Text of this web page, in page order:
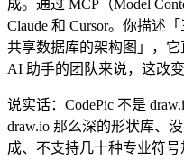
成。通过 MCP（Model
Claude 和 Cursor。你描述
共享数据库的架构图」，
AI 助手的团队来说，这改
说实话：CodePic 不是
draw.io 那么深的形状库、
成、不支持几十种专业符